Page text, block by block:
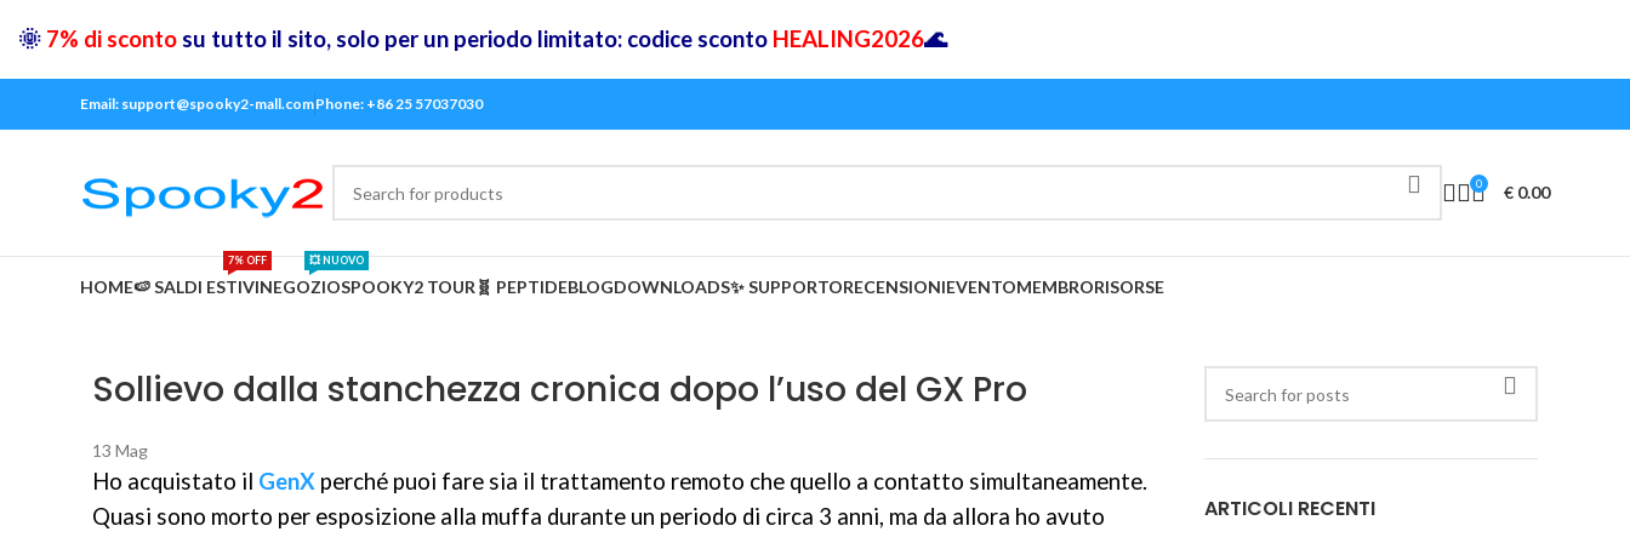
Email: support@spooky2-mall.comPhone: +86 25 57037030
0 € 0.00
HOME🍉 SALDI ESTIVI
7% OFF
NEGOZIO
💥 NUOVO
SPOOKY2 TOUR 🧬 PEPTIDEBLOGDOWNLOADS✨ SUPPORTORECENSIONIEVENTOMEMBRORISORSE
Sollievo dalla stanchezza cronica dopo l’uso del GX Pro
13 Mag
Ho acquistato il GenX perché puoi fare sia il trattamento remoto che quello a contatto simultaneamente.
Quasi sono morto per esposizione alla muffa durante un periodo di circa 3 anni, ma da allora ho avuto
ARTICOLI RECENTI
🌞 7% di scontosu tutto il sito, solo per un periodo limitato: codice sconto HEALING2026🌊